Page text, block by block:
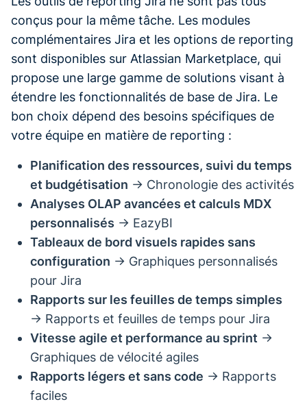
conçus pour la même tâche. Les modules
complémentaires Jira et les options de reporting
sont disponibles sur Atlassian Marketplace, qui
propose une large gamme de solutions visant à
étendre les fonctionnalités de base de Jira. Le
bon choix dépend des besoins spécifiques de
votre équipe en matière de reporting :
Planification des ressources, suivi du temps
et budgétisation → Chronologie des activités
Analyses OLAP avancées et calculs MDX
personnalisés → EazyBI
Tableaux de bord visuels rapides sans
configuration → Graphiques personnalisés
pour Jira
Rapports sur les feuilles de temps simples
→ Rapports et feuilles de temps pour Jira
Vitesse agile et performance au sprint →
Graphiques de vélocité agiles
Rapports légers et sans code → Rapports
faciles